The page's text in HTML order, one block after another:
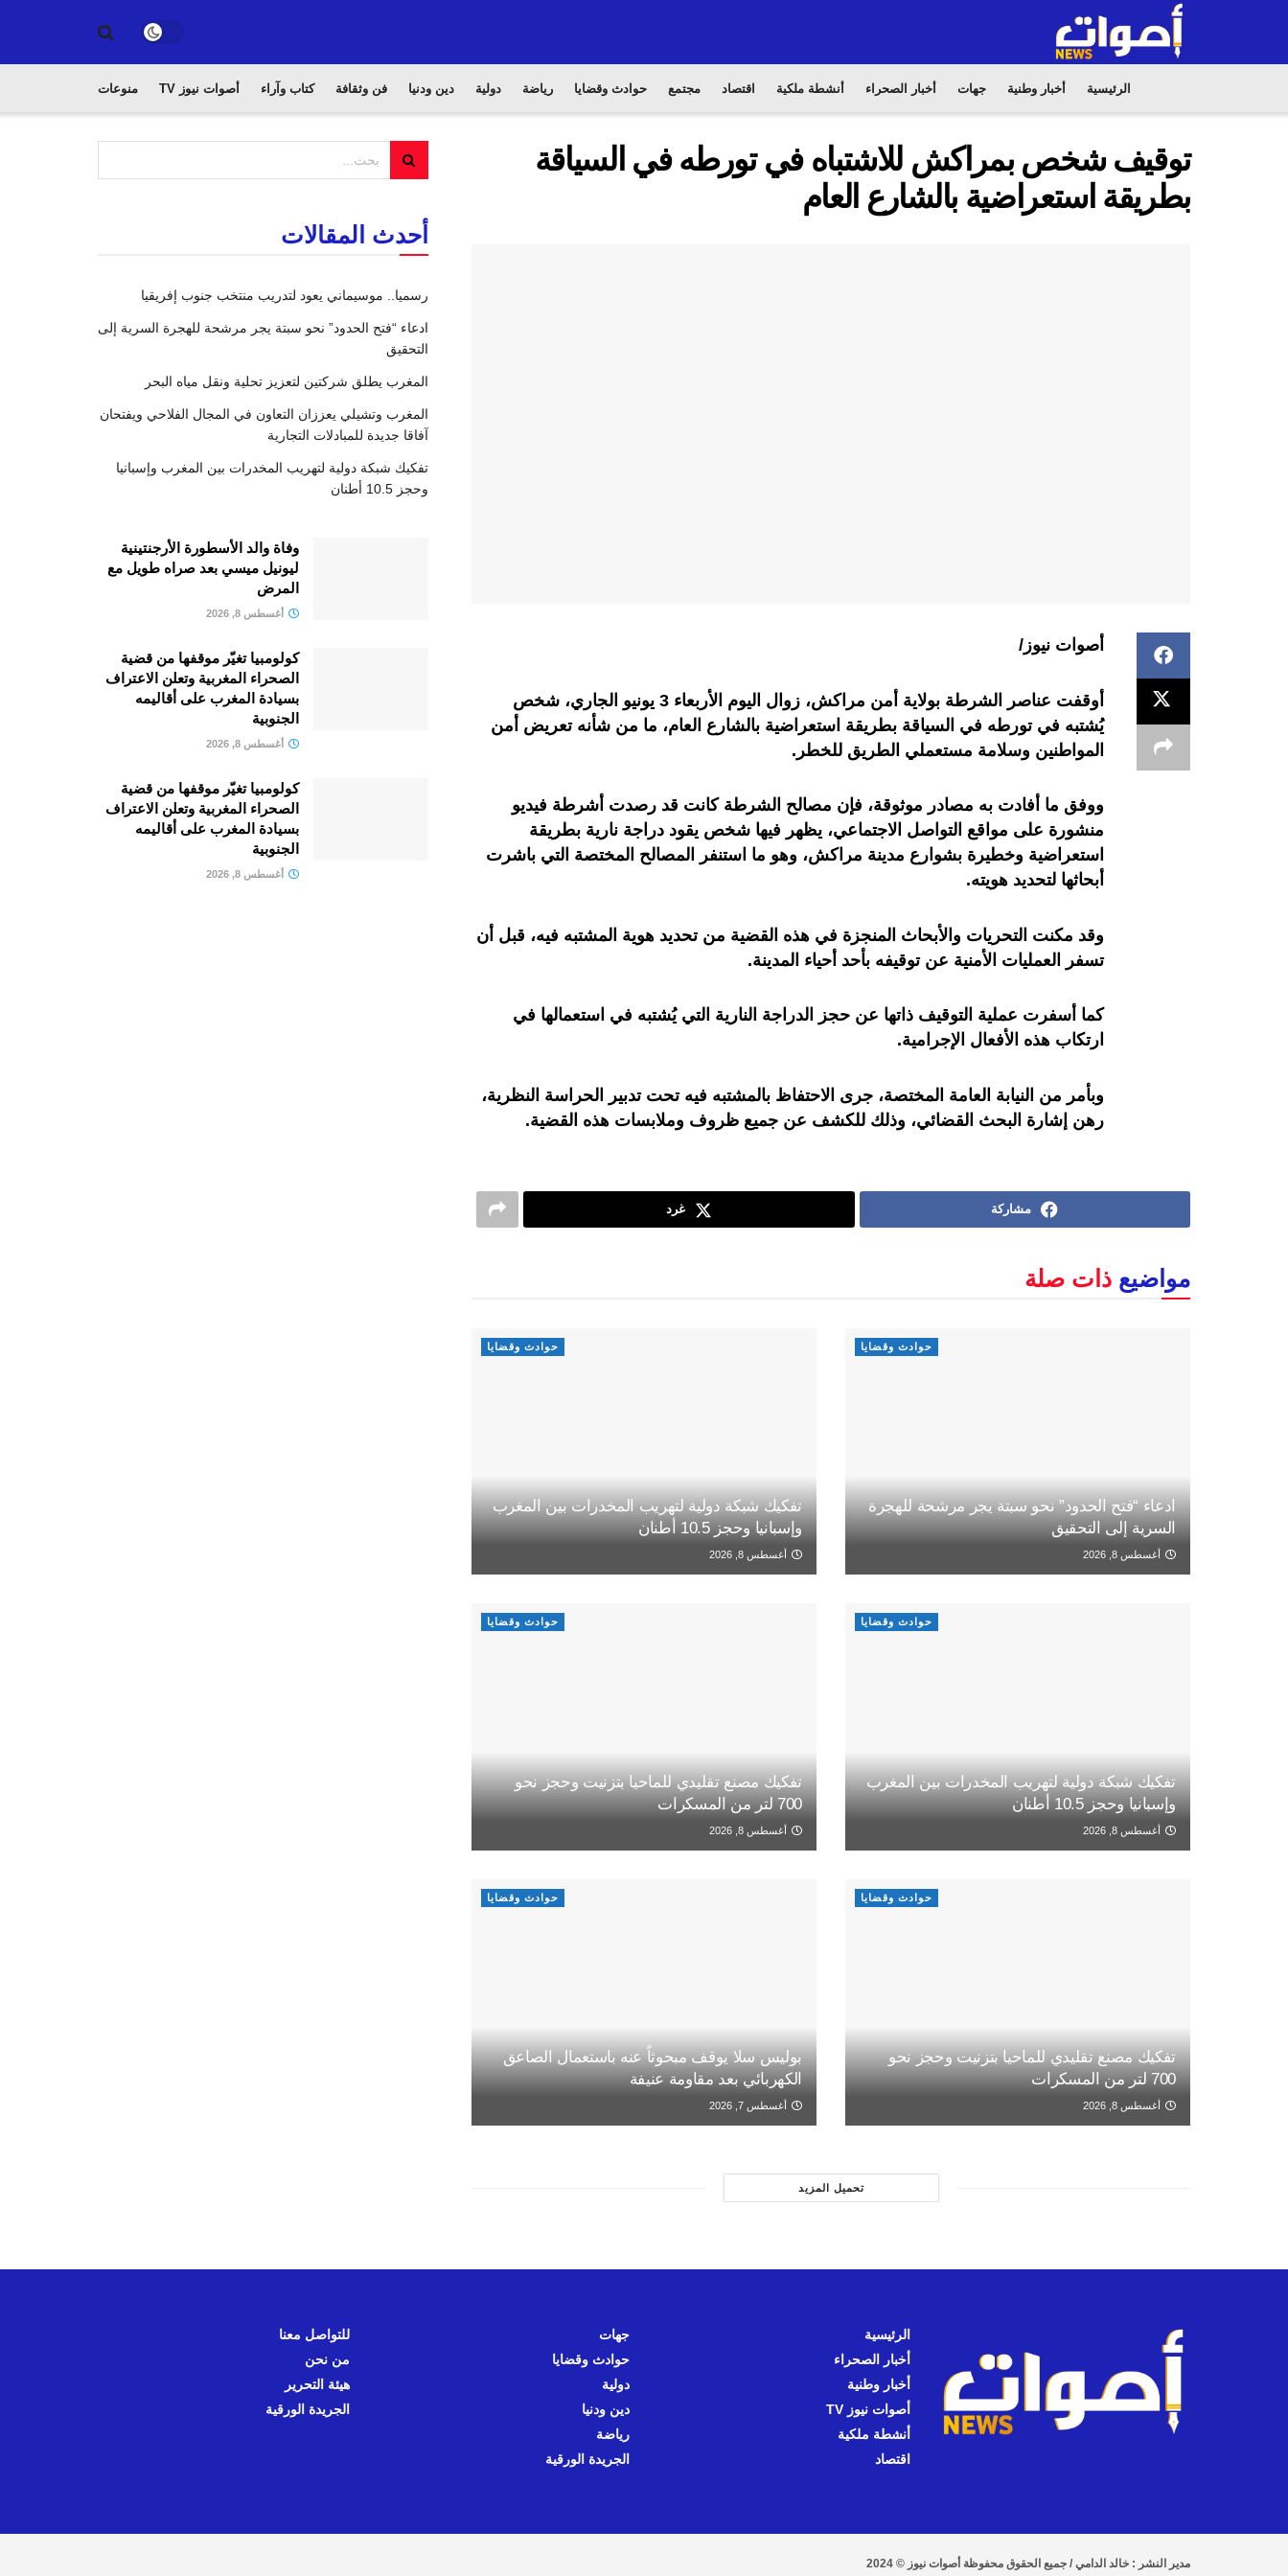
الرئيسية أخبار وطنية جهات أخبار الصحراء أنشطة ملكية اقتصاد مجتمع حوادث وقضايا رياضة دولية دين ودنيا فن وثقافة كتاب وآراء أصوات نيوز TV منوعات
توقيف شخص بمراكش للاشتباه في تورطه في السياقة
بطريقة استعراضية بالشارع العام
أصوات نيوز/
أوقفت عناصر الشرطة بولاية أمن مراكش، زوال اليوم الأربعاء 3 يونيو الجاري، شخص
يُشتبه في تورطه في السياقة بطريقة استعراضية بالشارع العام، ما من شأنه تعريض أمن
المواطنين وسلامة مستعملي الطريق للخطر.
ووفق ما أفادت به مصادر موثوقة، فإن مصالح الشرطة كانت قد رصدت أشرطة فيديو
منشورة على مواقع التواصل الاجتماعي، يظهر فيها شخص يقود دراجة نارية بطريقة
استعراضية وخطيرة بشوارع مدينة مراكش، وهو ما استنفر المصالح المختصة التي باشرت
أبحاثها لتحديد هويته.
وقد مكنت التحريات والأبحاث المنجزة في هذه القضية من تحديد هوية المشتبه فيه، قبل أن
تسفر العمليات الأمنية عن توقيفه بأحد أحياء المدينة.
كما أسفرت عملية التوقيف ذاتها عن حجز الدراجة النارية التي يُشتبه في استعمالها في
ارتكاب هذه الأفعال الإجرامية.
وبأمر من النيابة العامة المختصة، جرى الاحتفاظ بالمشتبه فيه تحت تدبير الحراسة النظرية،
رهن إشارة البحث القضائي، وذلك للكشف عن جميع ظروف وملابسات هذه القضية.
مشاركة غرد
مواضيع ذات صلة
حوادث وقضايا
ادعاء “فتح الحدود” نحو سبتة يجر مرشحة للهجرة
السرية إلى التحقيق
أغسطس 8, 2026
حوادث وقضايا
تفكيك شبكة دولية لتهريب المخدرات بين المغرب
وإسبانيا وحجز 10.5 أطنان
أغسطس 8, 2026
حوادث وقضايا
تفكيك شبكة دولية لتهريب المخدرات بين المغرب
وإسبانيا وحجز 10.5 أطنان
أغسطس 8, 2026
حوادث وقضايا
تفكيك مصنع تقليدي للماحيا بتزنيت وحجز نحو
700 لتر من المسكرات
أغسطس 8, 2026
حوادث وقضايا
تفكيك مصنع تقليدي للماحيا بتزنيت وحجز نحو
700 لتر من المسكرات
أغسطس 8, 2026
حوادث وقضايا
بوليس سلا يوقف مبحوثاً عنه باستعمال الصاعق
الكهربائي بعد مقاومة عنيفة
أغسطس 7, 2026
تحميل المزيد
أحدث المقالات
رسميا.. موسيماني يعود لتدريب منتخب جنوب إفريقيا
ادعاء “فتح الحدود” نحو سبتة يجر مرشحة للهجرة السرية إلى
التحقيق
المغرب يطلق شركتين لتعزيز تحلية ونقل مياه البحر
المغرب وتشيلي يعززان التعاون في المجال الفلاحي ويفتحان
آفاقا جديدة للمبادلات التجارية
تفكيك شبكة دولية لتهريب المخدرات بين المغرب وإسبانيا
وحجز 10.5 أطنان
وفاة والد الأسطورة الأرجنتينية
ليونيل ميسي بعد صراه طويل مع
المرض
أغسطس 8, 2026
كولومبيا تغيّر موقفها من قضية
الصحراء المغربية وتعلن الاعتراف
بسيادة المغرب على أقاليمه
الجنوبية
أغسطس 8, 2026
كولومبيا تغيّر موقفها من قضية
الصحراء المغربية وتعلن الاعتراف
بسيادة المغرب على أقاليمه
الجنوبية
أغسطس 8, 2026
الرئيسية
أخبار الصحراء
أخبار وطنية
أصوات نيوز TV
أنشطة ملكية
اقتصاد
جهات
حوادث وقضايا
دولية
دين ودنيا
رياضة
الجريدة الورقية
للتواصل معنا
من نحن
هيئة التحرير
الجريدة الورقية
مدير النشر : خالد الدامي / جميع الحقوق محفوظة أصوات نيوز © 2024